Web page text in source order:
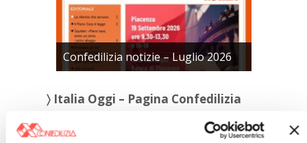
Confedilizia notizie – Luglio 2026
〉 Italia Oggi – Pagina Confedilizia